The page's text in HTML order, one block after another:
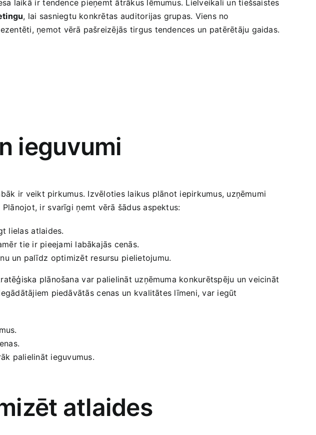
laikā ⁣ir⁢ tendence ‌pieņemt ​ātrākus lēmumus. Lielveikali un tiešsaistes
,‌ lai sasniegtu ‍konkrētas⁢ auditorijas grupas.​ Viens no‌
ņemot vērā​ pašreizējās ⁣tirgus tendences⁢ un patērētāju gaidas.
ieguvumi
ir⁤ veikt pirkumus. Izvēloties laikus plānot ​iepirkumus,‍ uzņēmumi
ir ⁤svarīgi ⁣ņemt vērā šādus aspektus:
lielas⁢ atlaides.
tie ‌ir pieejami labākajās cenās.
un palīdz ⁢optimizēt resursu⁢ pielietojumu.
‌plānošana⁣ var palielināt uzņēmuma konkurētspēju ‍un veicināt
piedāvātās ⁢cenas un ⁣kvalitātes līmeni, var iegūt
palielināt ieguvumus.
atlaides